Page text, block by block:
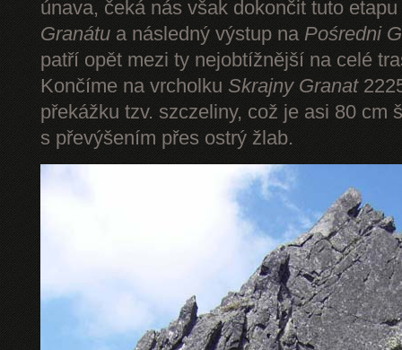
únava, čeká nás však dokončit tuto
Granátu a následný výstup na Pośredni
patří opět mezi ty nejobtížnější na celé
Končíme na vrcholku Skrajny Granat
překážku tzv. szczeliny, což je asi 80 cm
s převýšením přes ostrý žlab.